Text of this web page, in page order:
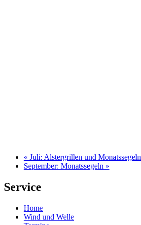
« Juli: Alstergrillen und Monatssegeln
September: Monatssegeln »
Service
Home
Wind und Welle